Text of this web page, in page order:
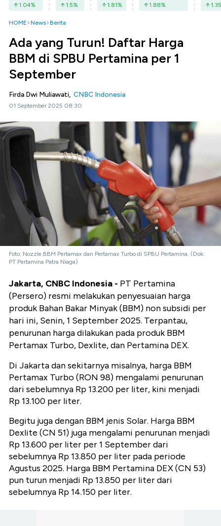
1.04% 1.5% 1.81% 1.88% 1.35
HOME News Berita
Ada yang Turun! Daftar Harga
BBM di SPBU Pertamina per 1
September
Firda Dwi Muliawati, CNBC Indonesia
01 September 2025 08:30
Foto: Nozzle BBM Pertamax dan Pertamax Turbo di SPBU Pertamina. (Dok:
PT Pertamina Patra Niaga)
Jakarta, CNBC Indonesia - PT Pertamina
(Persero) resmi melakukan penyesuaian harga
produk Bahan Bakar Minyak (BBM) non subsidi per
hari ini, Senin, 1 September 2025. Terpantau,
penurunan harga dilakukan pada produk BBM
Pertamax Turbo, Dexlite, dan Pertamina DEX.
Di Jakarta dan sekitarnya misalnya, harga BBM
Pertamax Turbo (RON 98) mengalami penurunan
dari sebelumnya Rp 13.200 per liter, kini menjadi
Rp 13.100 per liter.
Begitu juga dengan BBM jenis Solar. Harga BBM
Dexlite (CN 51) juga mengalami penurunan menjadi
Rp 13.600 per liter per 1 September dari
sebelumnya Rp 13.850 per liter pada periode
Agustus 2025. Harga BBM Pertamina DEX (CN 53)
pun turun menjadi Rp 13.850 per liter dari
sebelumnya Rp 14.150 per liter.